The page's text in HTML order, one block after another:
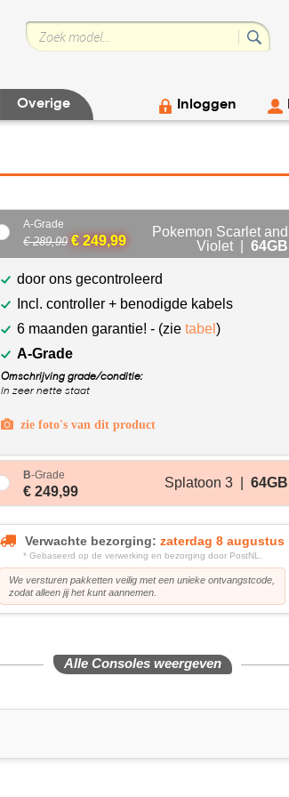
Overige Inloggen
A-Grade
€ 289,99 € 249,99
Pokemon Scarlet and
Violet | 64GB
door ons gecontroleerd
Incl. controller + benodigde kabels
6 maanden garantie! - (zie tabel )
A-Grade
Omschrijving grade/conditie:
In zeer nette staat
zie foto's van dit product
B-Grade
€ 249,99
Splatoon 3 | 64GB
Verwachte bezorging: zaterdag 8 augustus
* Gebaseerd op de verwerking en bezorging door PostNL.
We versturen pakketten veilig met een unieke ontvangstcode,
zodat alleen jij het kunt aannemen.
Alle Consoles weergeven